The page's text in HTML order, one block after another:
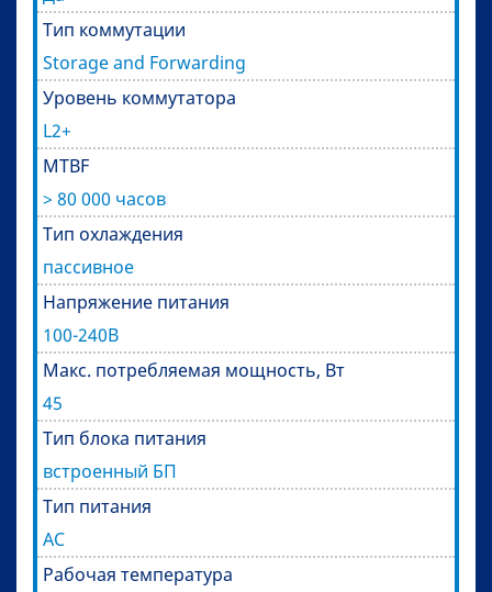
Тип коммутации
Storage and Forwarding
Уровень коммутатора
L2+
MTBF
> 80 000 часов
Тип охлаждения
пассивное
Напряжение питания
100-240В
Макс. потребляемая мощность, Вт
45
Тип блока питания
встроенный БП
Тип питания
AC
Рабочая температура